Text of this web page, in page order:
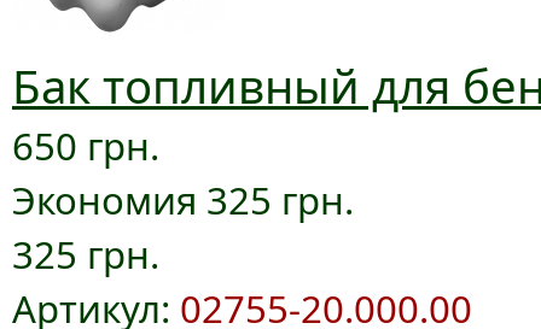
Бак топливный для
650 грн.
Экономия 325 грн.
325 грн.
Артикул: 02755-20.000.00